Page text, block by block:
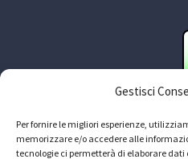
Gestisci
Per fornire le migliori esperienze,
memorizzare e/o accedere alle
tecnologie ci permetterà di elaborare